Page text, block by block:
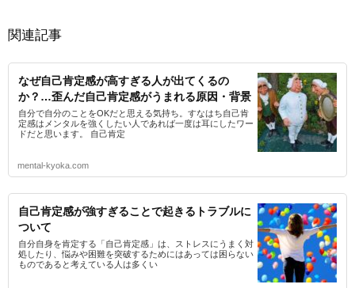
関連記事
なぜ自己肯定感が高すぎる人が出てくるの
か？…歪んだ自己肯定感がうまれる原因・背景
自分で自分のことをOKだと思える気持ち。すなはち自己肯
定感はメンタルを強くしたい人であれば一度は耳にしたワー
ドだと思います。 自己肯定
mental-kyoka.com
自己肯定感が強すぎることで起きるトラブルに
ついて
自分自身を肯定する「自己肯定感」は、ストレスにうまく対
処したり、悩みや困難を突破するためにはあっては困らない
ものであると考えている人は多くい